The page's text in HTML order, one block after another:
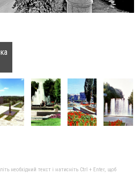
необхідний текст і натисніть Ctrl + Enter, щоб